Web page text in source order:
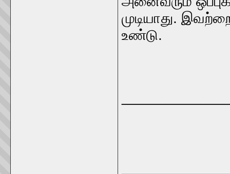
முடியாது.
உண்டு.